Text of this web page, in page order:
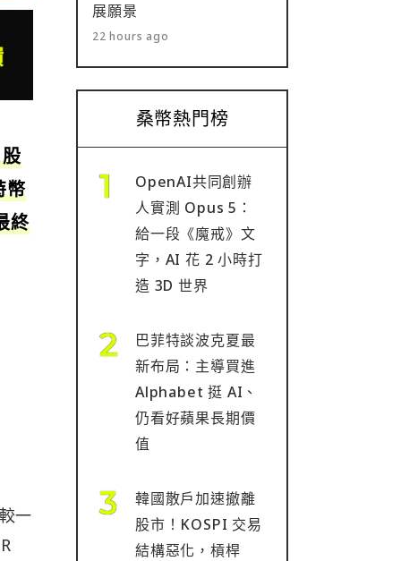
幣
終
一
展願景
22 hours ago
桑幣熱門榜
OpenAI共同創辦
人實測 Opus 5：
給一段《魔戒》文
字，AI 花 2 小時打
造 3D 世界
巴菲特談波克夏最
新布局：主導買進
Alphabet 挺 AI、
仍看好蘋果長期價
值
韓國散戶加速撤離
股市！KOSPI 交易
結構惡化，槓桿